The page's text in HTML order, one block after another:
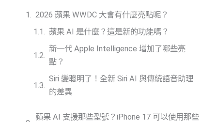
2026 蘋果 WWDC 大會有什麼亮點呢？
蘋果 AI 是什麼？這是新的功能嗎？
新一代 Apple Intelligence 增加了哪些亮
點？
Siri 變聰明了！全新 Siri AI 與傳統語音助理
的差異
蘋果 AI 支援那些型號？iPhone 17 可以使用那些